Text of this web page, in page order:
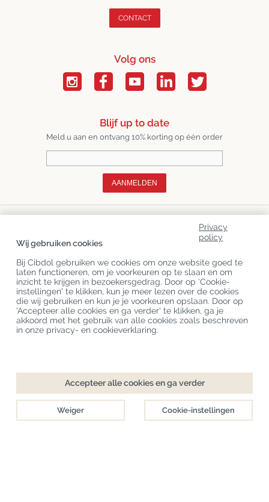
CONTACT
Volg ons
Blijf up to date
Meld u aan en ontvang 10% korting op één order
AANMELDEN
Productcategorieën
Klantenservice
Laatste CBD Blogs
Privacy
policy
Wij gebruiken cookies
Bij Cibdol gebruiken we cookies om onze website goed te
laten functioneren, om je voorkeuren op te slaan en om
inzicht te krijgen in bezoekersgedrag. Door op 'Cookie-
instellingen' te klikken, kun je meer lezen over de cookies
die wij gebruiken en kun je je voorkeuren opslaan. Door op
'Accepteer alle cookies en ga verder' te klikken, ga je
akkoord met het gebruik van alle cookies zoals beschreven
in onze privacy- en cookieverklaring.
Accepteer alle cookies en ga verder
Weiger Cookie-instellingen
Copyright© CibdolLast updated 07-08-2026
Cibdol bv, Handelsweg 1a, 5492NL Sint-Oedenrode, the Netherlands